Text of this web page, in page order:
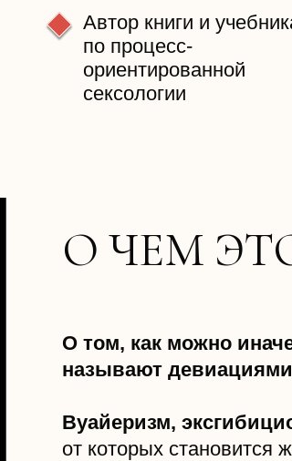
Автор книги и
по процесс-
ориентированной
сексологии
О ЧЕМ
О том, как можно
называют
Вуайеризм,
от которых становится